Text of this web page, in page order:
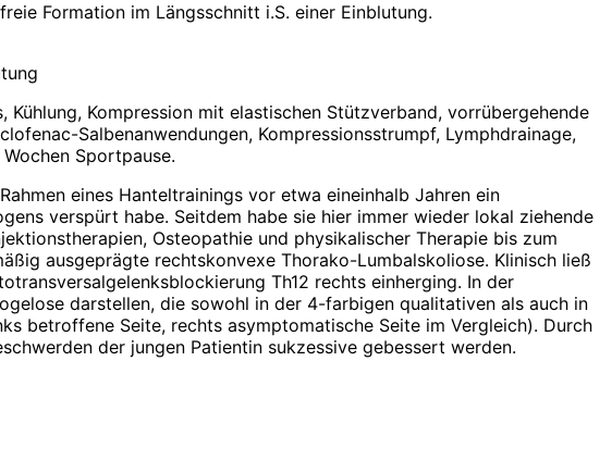
Formation im Längsschnitt i.S. einer Einblutung.
Kompression mit elastischen Stützverband, vorrübergehende
Salbenanwendungen, Kompressionsstrumpf, Lymphdrainage,
Sportpause.
eines Hanteltrainings vor etwa eineinhalb Jahren ein
verspürt habe. Seitdem habe sie hier immer wieder lokal ziehende
Osteopathie und phy­sikali­scher Therapie bis zum
ausgeprägte rechtskonvexe Thorako-Lumbalskoliose. Klinisch ließ
Th12 rechts einherging. In der
darstellen, die sowohl in der 4-farbigen qualitativen als auch in
betroffene Seite, rechts asymptomatische Seite im Vergleich). Durch
der jungen Patientin sukzessive gebessert werden.